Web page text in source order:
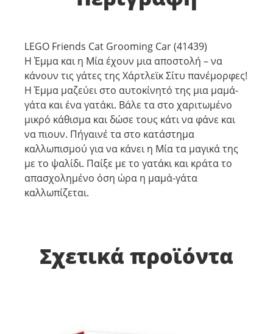
LEGO Friends Cat Grooming Car (41439)
Η Έμμα και η Μία έχουν μια αποστολή – να
κάνουν τις γάτες της Χάρτλεϊκ Σίτυ πανέμορφες!
Η Έμμα μαζεύει στο αυτοκίνητό της μια μαμά-
γάτα και ένα γατάκι. Βάλε τα στο χαριτωμένο
μικρό κάθισμα και δώσε τους κάτι να φάνε και
να πιουν. Πήγαινέ τα στο κατάστημα
καλλωπισμού για να κάνει η Μία τα μαγικά της
με το ψαλίδι. Παίξε με το γατάκι και κράτα το
απασχολημένο όση ώρα η μαμά-γάτα
καλλωπίζεται.
Σχετικά προϊόντα